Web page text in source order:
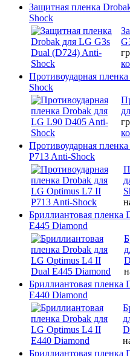
Защитная пленка
Shock
Противоударная
Shock
Противоударная
P713 Anti-Shock
Бриллиантовая пленка
E445 Diamond
Бриллиантовая пленка
E440 Diamond
Бриллиантовая пленка